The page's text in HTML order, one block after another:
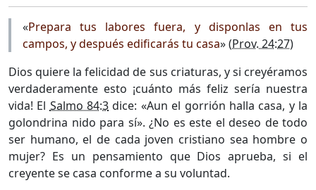
«Prepara tus labores fuera, y disponlas en tus
campos, y después edificarás tu casa» (Prov. 24:27)
Dios quiere la felicidad de sus criaturas, y si creyéramos
verdaderamente esto ¡cuánto más feliz sería nuestra
vida! El Salmo 84:3 dice: «Aun el gorrión halla casa, y la
golondrina nido para sí». ¿No es este el deseo de todo
ser humano, el de cada joven cristiano sea hombre o
mujer? Es un pensamiento que Dios aprueba, si el
creyente se casa conforme a su voluntad.